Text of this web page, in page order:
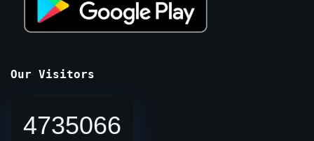
Our Visitors
4735066